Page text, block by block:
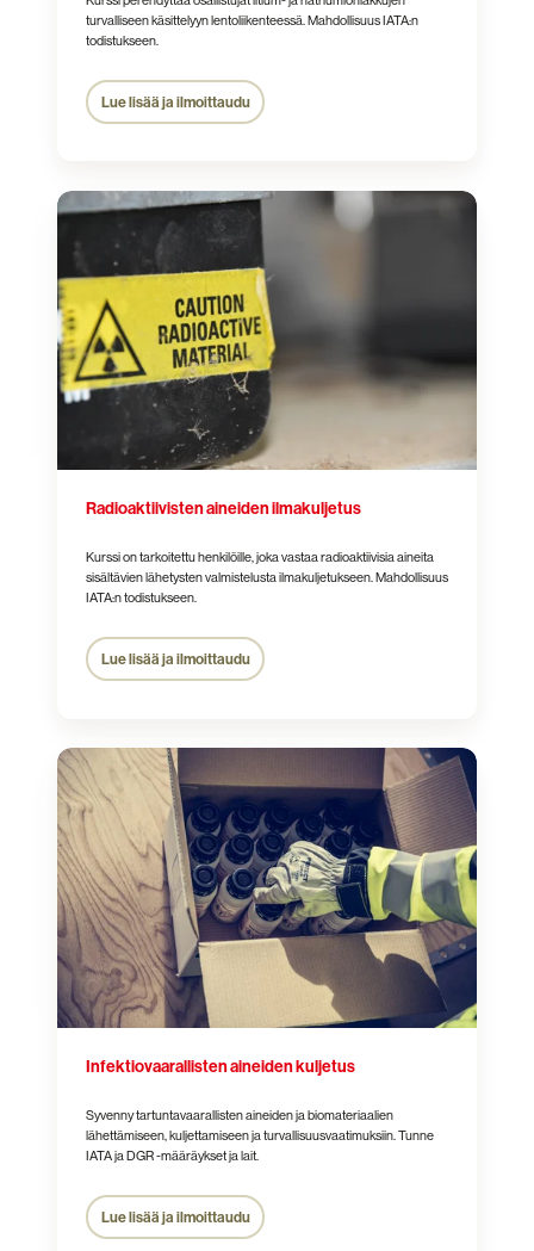
turvalliseen käsittelyyn lentoliikenteessä. Mahdollisuus IATA:n
todistukseen.
Lue lisää ja ilmoittaudu
Radioaktiivisten
ilmakuljetus
Radioaktiivisten aineiden ilmakuljetus
Kurssi on tarkoitettu henkilöille, joka vastaa radioaktiivisia aineita
sisältävien lähetysten valmistelusta ilmakuljetukseen. Mahdollisuus
IATA:n todistukseen.
Lue lisää ja ilmoittaudu
Infektio­
vaarallisten
aineiden
kuljetus
Infektio­vaarallisten aineiden kuljetus
Syvenny tartuntavaarallisten aineiden ja biomateriaalien
lähettämiseen, kuljettamiseen ja turvallisuusvaatimuksiin. Tunne
IATA ja DGR -määräykset ja lait.
Lue lisää ja ilmoittaudu